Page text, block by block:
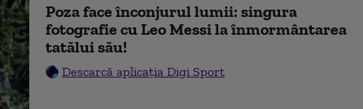
Poza face înconjurul lumii: singura
fotografie cu Leo Messi la înmormântarea
tatălui său!
Descarcă aplicația Digi Sport